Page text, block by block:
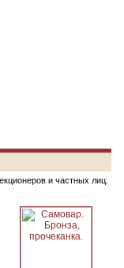
и частных лиц.